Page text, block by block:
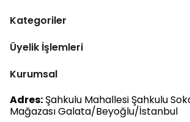
Kategoriler
Üyelik İşlemleri
Kurumsal
Adres: Şahkulu Mahallesi Şahkulu
Mağazası Galata/Beyoğlu/İstanbul